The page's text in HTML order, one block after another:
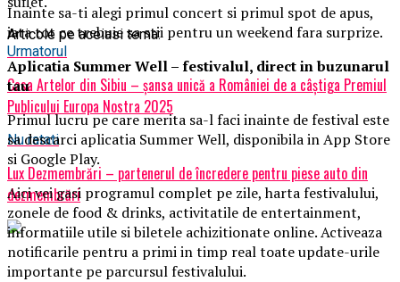
Articole pe aceiasi tema:
Urmatorul
Casa Artelor din Sibiu – șansa unică a României de a câștiga Premiul
Publicului Europa Nostra 2025
Nu ratati
Lux Dezmembrări – partenerul de încredere pentru piese auto din
dezmembrări
Inainte sa-ti alegi primul concert si primul spot de apus,
iata tot ce trebuie sa stii pentru un weekend fara surprize.
Aplicatia Summer Well– festivalul, direct in buzunarul
tau
Primul lucru pe care merita sa-l faci inainte de festival este
sa descarci aplicatia Summer Well, disponibila in App Store
si Google Play.
Aici vei gasi programul complet pe zile, harta festivalului,
zonele de food & drinks, activitatile de entertainment,
informatiile utile si biletele achizitionate online. Activeaza
notificarile pentru a primi in timp real toate update-urile
importante pe parcursul festivalului.